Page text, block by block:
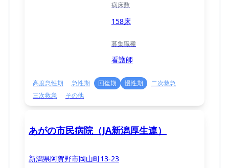
病床数
158床
募集職種
看護師
高度急性期 急性期 回復期 慢性期
二次救急
三次救急
その他
あがの市民病院（JA新潟厚生連）
新潟県阿賀野市岡山町13-23